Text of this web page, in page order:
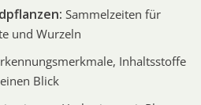
Sammelzeiten für
und Wurzeln
Inhaltsstoffe
Blick